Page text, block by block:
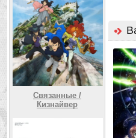
Связанные /
Кизнайвер